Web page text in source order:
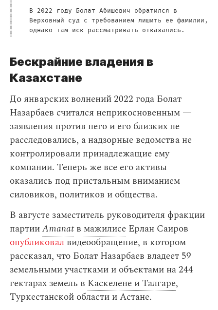
В 2022 году Болат Абишевич обратился в
Верховный суд с требованием лишить ее фамилии,
однако там иск рассматривать отказались.
Бескрайние владения в
Казахстане
До январских волнений 2022 года Болат
Назарбаев считался неприкосновенным —
заявления против него и его близких не
расследовались, а надзорные ведомства не
контролировали принадлежащие ему
компании. Теперь же все его активы
оказались под пристальным вниманием
силовиков, политиков и общества.
В августе заместитель руководителя фракции
партииAmanatв мажилисе Ерлан Саиров
опубликовал видеообращение, в котором
рассказал, что Болат Назарбаев владеет 59
земельными участками и объектами на 244
гектарах земель в Каскелене и Талгаре,
Туркестанской области и Астане.